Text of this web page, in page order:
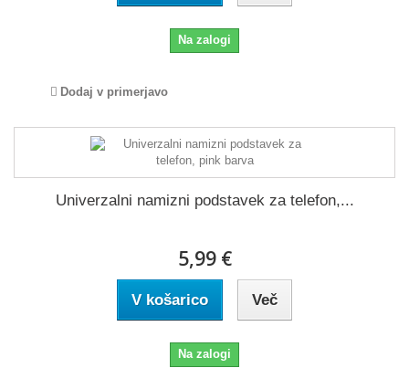
Na zalogi
Dodaj v primerjavo
Univerzalni namizni podstavek za telefon,...
5,99 €
V košarico Več
Na zalogi